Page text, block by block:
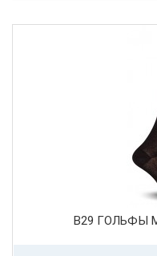
В29 ГОЛЬФЫ